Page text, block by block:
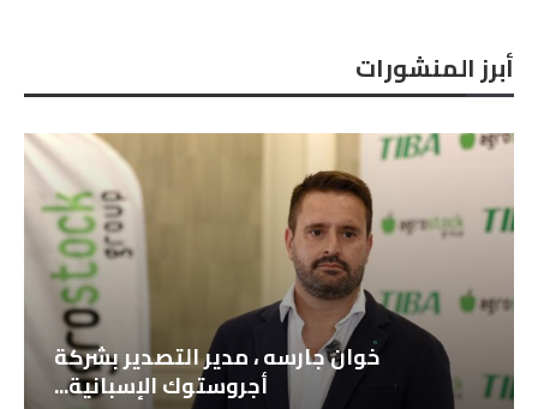
أبرز المنشورات
خوان جارسه ، مدير التصدير بشركة
أجروستوك الإسبانية...